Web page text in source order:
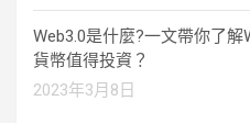
Web3.0是什麼?一文帶你了
貨幣值得投資？
2023年3月8日